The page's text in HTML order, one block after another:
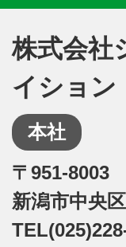
株式会社
イション
本社
〒951-8003
新潟市中央